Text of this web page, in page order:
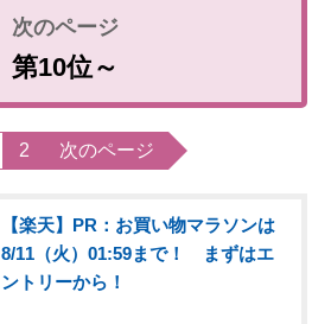
第10位～
2 次のページ
【楽天】PR：お買い物マラソンは
8/11（火）01:59まで！ まずはエ
ントリーから！